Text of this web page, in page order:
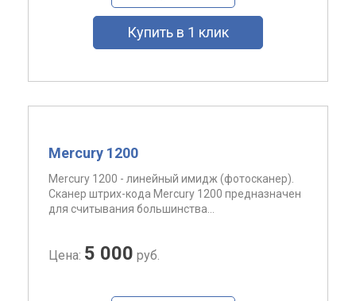
Купить в 1 клик
Mercury 1200
Mercury 1200 - линейный имидж (фотосканер).
Сканер штрих-кода Mercury 1200 предназначен
для считывания большинства...
Цена: 5 000 руб.